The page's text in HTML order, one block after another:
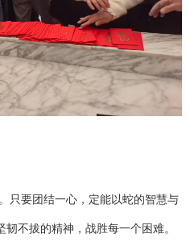
要团结一心，定能以蛇的智慧与
不拔的精神，战胜每一个困难。